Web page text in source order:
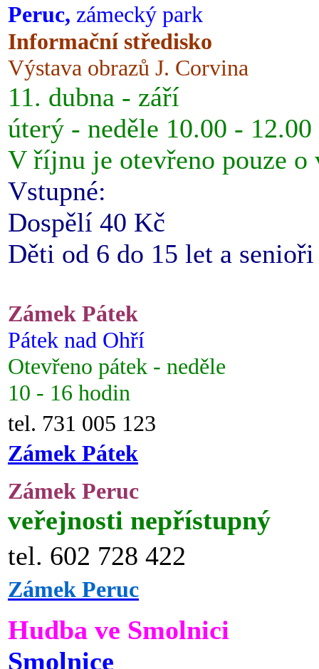
Peruc, zámecký park
Informační středisko
Výstava obrazů J. Corvina
11. dubna - září
úterý - neděle 10.00 -
V říjnu je otevřeno pouze o
Vstupné:
Dospělí 40 Kč
Děti od 6 do 15 let a
Zámek Pátek
Pátek nad Ohří
Otevřeno pátek - neděle
10 - 16 hodin
tel. 731 005 123
Zámek Pátek
Zámek Peruc
veřejnosti nepřístupný
tel. 602 728 422
Zámek Peruc
Hudba ve Smolnici
Smolnice